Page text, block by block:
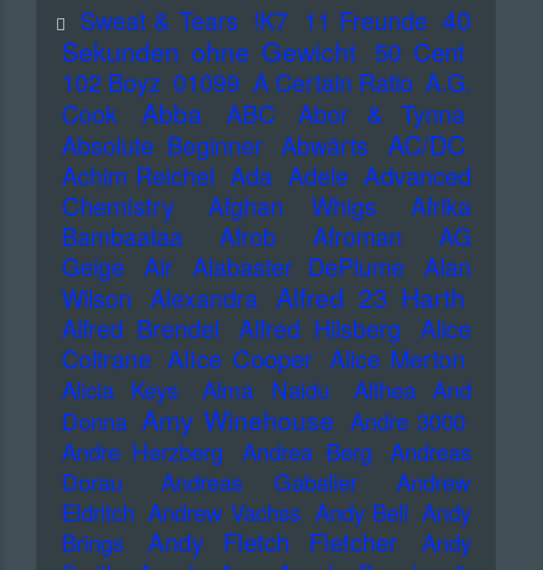
Sweat & Tears !K7 11 Freunde 40
Sekunden ohne Gewicht 50 Cent
102 Boyz 01099 A Certain Ratio A.G.
Cook
Abba ABC
Abor & Tynna
Absolute Beginner Abwärts AC/DC
Achim Reichel Ada Adele Advanced
Chemistry
Afghan Whigs
Afrika
Bambaataa
Afrob Afroman
AG
Geige
Air Alabaster DePlume
Alan
Wilson Alexandra Alfred 23 Harth
Alfred Brendel Alfred Hilsberg
Alice
Coltrane Alice Cooper Alice Merton
Alicia Keys Alma Naidu
Althea And
Donna Amy Winehouse Andre 3000
Andre Herzberg
Andrea Berg
Andreas
Dorau
Andreas Gabalier
Andrew
Eldritch Andrew Vachss Andy Bell Andy
Brings
Andy Fletch Fletcher
Andy